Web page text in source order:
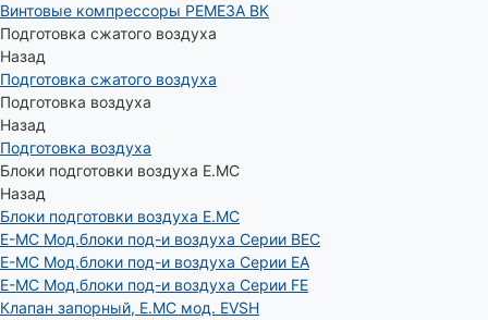
Винтовые компрессоры РЕМЕЗА ВК
Подготовка сжатого воздуха
Назад
Подготовка сжатого воздуха
Подготовка воздуха
Назад
Подготовка воздуха
Блоки подготовки воздуха E.MC
Назад
Блоки подготовки воздуха E.MC
E-MC Мод.блоки под-и воздуха Серии BEC
E-MC Мод.блоки под-и воздуха Серии EA
E-MC Мод.блоки под-и воздуха Серии FE
Клапан запорный, E.MC мод. EVSH